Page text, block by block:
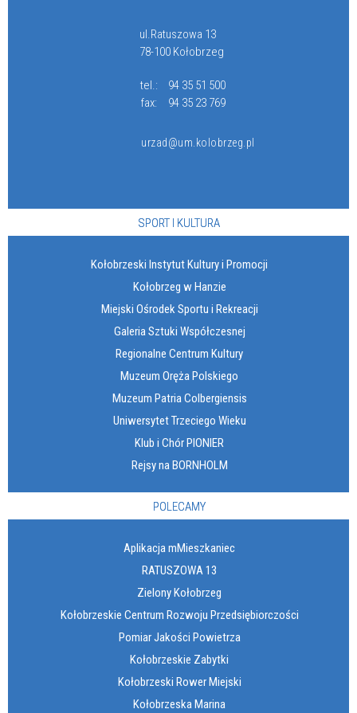
ul.Ratuszowa 13
78-100 Kołobrzeg
tel.:
94 35 51 500
fax:
94 35 23 769
urzad@um.kolobrzeg.pl
SPORT I KULTURA
Kołobrzeski Instytut Kultury i Promocji
Kołobrzeg w Hanzie
Miejski Ośrodek Sportu i Rekreacji
Galeria Sztuki Współczesnej
Regionalne Centrum Kultury
Muzeum Oręża Polskiego
Muzeum Patria Colbergiensis
Uniwersytet Trzeciego Wieku
Klub i Chór PIONIER
Rejsy na BORNHOLM
POLECAMY
Aplikacja mMieszkaniec
RATUSZOWA 13
Zielony Kołobrzeg
Kołobrzeskie Centrum Rozwoju Przedsiębiorczości
Pomiar Jakości Powietrza
Kołobrzeskie Zabytki
Kołobrzeski Rower Miejski
Kołobrzeska Marina